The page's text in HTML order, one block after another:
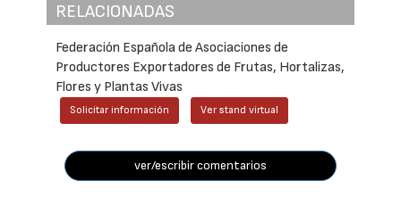
RELACIONADAS
Federación Española de Asociaciones de
Productores Exportadores de Frutas, Hortalizas,
Flores y Plantas Vivas
Solicitar información Ver stand virtual
ver/escribir comentarios